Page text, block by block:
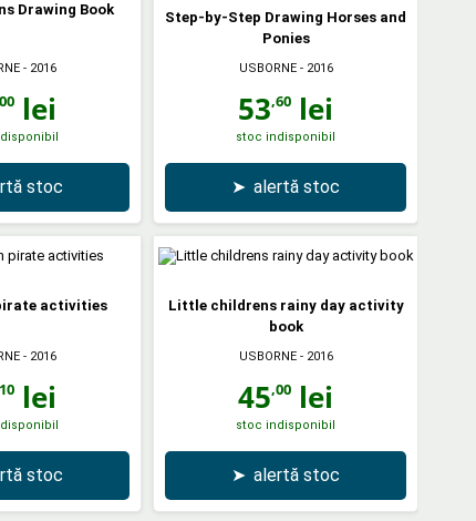
Drawing Book
- 2016
lei
stoc
Step-by-Step Drawing Horses and
Ponies
USBORNE- 2016
53,60 lei
stoc indisponibil
➤ alertă stoc
activities
- 2016
lei
stoc
Little childrens rainy day activity
book
USBORNE- 2016
45,00 lei
stoc indisponibil
➤ alertă stoc